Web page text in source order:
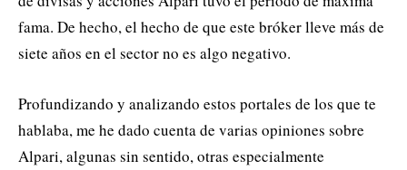
fama. De hecho, el hecho de que este bróker lleve más de
siete años en el sector no es algo negativo.
Profundizando y analizando estos portales de los que te
hablaba, me he dado cuenta de varias opiniones sobre
Alpari, algunas sin sentido, otras especialmente